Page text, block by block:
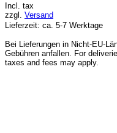
Incl. tax
zzgl. Versand
Lieferzeit: ca. 5-7 Werktage
Bei Lieferungen in Nicht-EU-
Gebühren anfallen. For
taxes and fees may apply.